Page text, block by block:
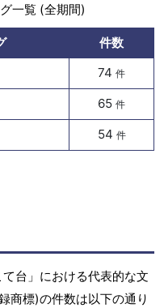
一覧 (全期間)
件数
74 件
65 件
54 件
台」における代表的な文
商標)の件数は以下の通り